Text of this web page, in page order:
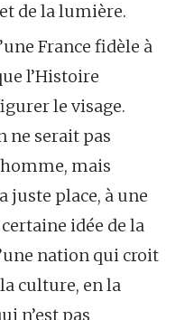
de la lumière.
France fidèle à
l’Histoire
le visage.
ne serait pas
mais
juste place, à une
idée de la
nation qui croit
culture, en la
n’est pas